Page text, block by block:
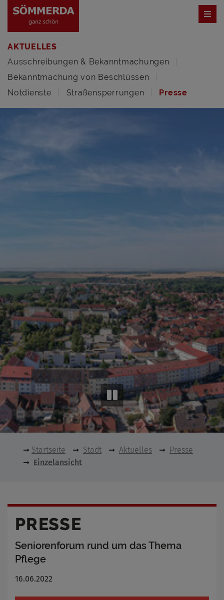
AKTUELLES
Ausschreibungen & Bekanntmachungen
Bekanntmachung von Beschlüssen
Notdienste
Straßensperrungen Presse
Startseite Stadt Aktuelles
Presse
Einzelansicht
PRESSE
Seniorenforum rund um das Thema
Pflege
16.06.2022